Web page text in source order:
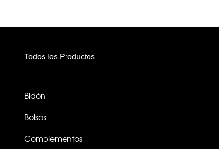
Todos los Productos
Bidón
Bolsas
Complementos